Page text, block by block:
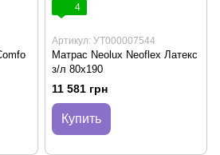
4
Артикул: УТ000007544
Матрас Neolux Neoflex Латекс
з/л 80х190
11 581 грн
Купить